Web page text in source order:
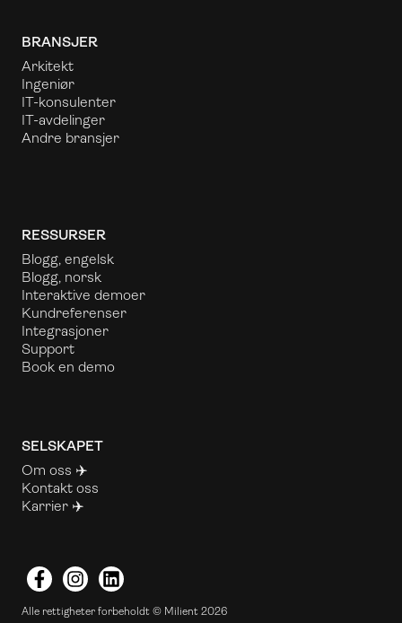
BRANSJER
Arkitekt
Ingeniør
IT-konsulenter
IT-avdelinger
Andre bransjer
RESSURSER
Blogg, engelsk
Blogg, norsk
Interaktive demoer
Kundreferenser
Integrasjoner
Support
Book en demo
SELSKAPET
Om oss ✈️
Kontakt oss
Karrier ✈️
FacebookInstagramLinkedIn
Alle rettigheter forbeholdt © Milient 2026